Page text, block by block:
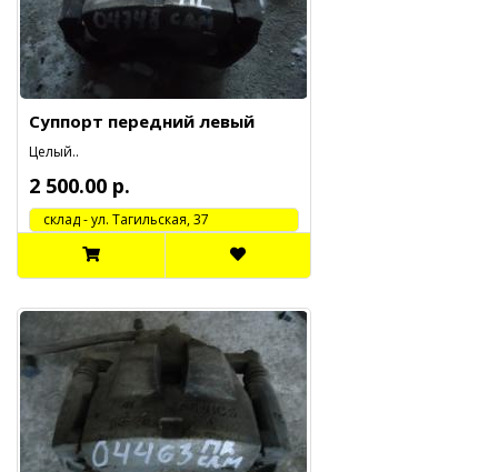
Суппорт передний левый
Целый..
2 500.00 р.
cклад - ул. Тагильская, 37